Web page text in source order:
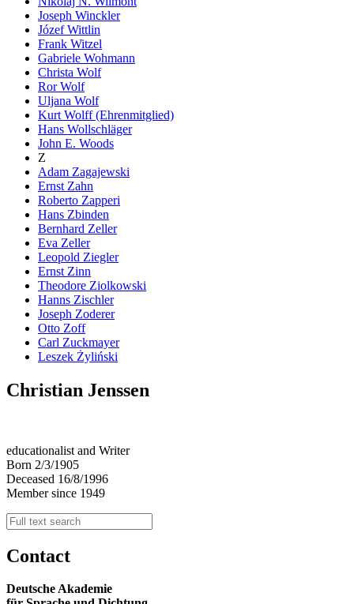
Joseph Winckler
Józef Wittlin
Frank Witzel
Gabriele Wohmann
Christa Wolf
Ror Wolf
Uljana Wolf
Kurt Wolff (Ehrenmitglied)
Hans Wollschläger
John E. Woods
Z
Adam Zagajewski
Ernst Zahn
Roberto Zapperi
Hans Zbinden
Bernhard Zeller
Eva Zeller
Leopold Ziegler
Ernst Zinn
Theodore Ziolkowski
Hanns Zischler
Joseph Zoderer
Otto Zoff
Carl Zuckmayer
Leszek Żyliński
Christian Jenssen
educationalist and Writer
Born 2/3/1905
Deceased 16/8/1996
Member since 1949
Contact
Deutsche Akademie